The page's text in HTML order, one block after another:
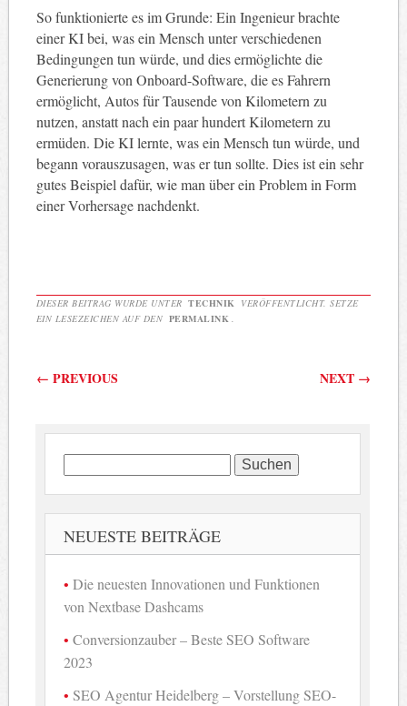
So funktionierte es im Grunde: Ein Ingenieur brachte
einer KI bei, was ein Mensch unter verschiedenen
Bedingungen tun würde, und dies ermöglichte die
Generierung von Onboard-Software, die es Fahrern
ermöglicht, Autos für Tausende von Kilometern zu
nutzen, anstatt nach ein paar hundert Kilometern zu
ermüden. Die KI lernte, was ein Mensch tun würde, und
begann vorauszusagen, was er tun sollte. Dies ist ein sehr
gutes Beispiel dafür, wie man über ein Problem in Form
einer Vorhersage nachdenkt.
DIESER BEITRAG WURDE UNTER TECHNIK VERÖFFENTLICHT. SETZE
EIN LESEZEICHEN AUF DEN PERMALINK .
Beitragsnavigation
← PREVIOUS NEXT →
Suchen
nach:
NEUESTE BEITRÄGE
Die neuesten Innovationen und Funktionen
von Nextbase Dashcams
Conversionzauber – Beste SEO Software
2023
SEO Agentur Heidelberg – Vorstellung SEO-